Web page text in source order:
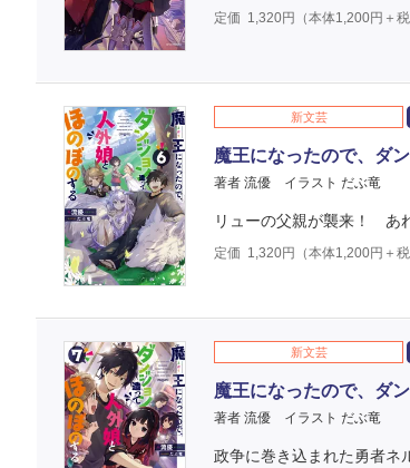
定価 1,320円（本体1,200円＋税
新文芸
魔王になったので、ダ
著者 流優 イラスト だぶ竜
リューの父親が襲来！ あ
定価 1,320円（本体1,200円＋税
新文芸
魔王になったので、ダ
著者 流優 イラスト だぶ竜
政争に巻き込まれた勇者ネ